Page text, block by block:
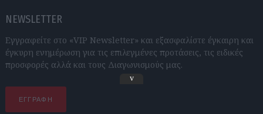
NEWSLETTER
Εγγραφείτε στο «VIP Newsletter» και εξασφαλίστε έγκαιρη και
έγκυρη ενημέρωση για τις επιλεγμένες προτάσεις, τις ειδικές
προσφορές αλλά και τους Διαγωνισμούς μας.
ΕΓΓΡΑΦΗ
v